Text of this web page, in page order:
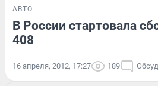
АВТО
В России стартовала
408
16 апреля, 2012, 17:27 189